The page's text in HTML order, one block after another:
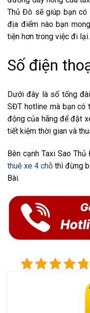
Thủ Đô sẽ giúp bạn
địa điểm nào bạn
tiện hơn trong việc đi lại.
Số điện
Dưới đây là số tổng
SĐT hotline mà bạn có
động của hãng để đặt
tiết kiệm thời gian và
Bên cạnh Taxi Sao
thuê xe 4 chỗ thì đừng
Bài.